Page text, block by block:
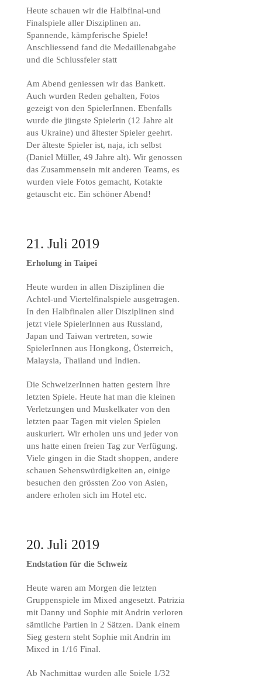
Heute schauen wir die Halbfinal-und
Finalspiele aller Disziplinen an.
Spannende, kämpferische Spiele!
Anschliessend fand die Medaillenabgabe
und die Schlussfeier statt
Am Abend geniessen wir das Bankett.
Auch wurden Reden gehalten, Fotos
gezeigt von den SpielerInnen. Ebenfalls
wurde die jüngste Spielerin (12 Jahre alt
aus Ukraine) und ältester Spieler geehrt.
Der älteste Spieler ist, naja, ich selbst
(Daniel Müller, 49 Jahre alt). Wir genossen
das Zusammensein mit anderen Teams, es
wurden viele Fotos gemacht, Kotakte
getauscht etc. Ein schöner Abend!
21. Juli 2019
Erholung in Taipei
Heute wurden in allen Disziplinen die
Achtel-und Viertelfinalspiele ausgetragen.
In den Halbfinalen aller Disziplinen sind
jetzt viele SpielerInnen aus Russland,
Japan und Taiwan vertreten, sowie
SpielerInnen aus Hongkong, Österreich,
Malaysia, Thailand und Indien.
Die SchweizerInnen hatten gestern Ihre
letzten Spiele. Heute hat man die kleinen
Verletzungen und Muskelkater von den
letzten paar Tagen mit vielen Spielen
auskuriert. Wir erholen uns und jeder von
uns hatte einen freien Tag zur Verfügung.
Viele gingen in die Stadt shoppen, andere
schauen Sehenswürdigkeiten an, einige
besuchen den grössten Zoo von Asien,
andere erholen sich im Hotel etc.
20. Juli 2019
Endstation für die Schweiz
Heute waren am Morgen die letzten
Gruppenspiele im Mixed angesetzt. Patrizia
mit Danny und Sophie mit Andrin verloren
sämtliche Partien in 2 Sätzen. Dank einem
Sieg gestern steht Sophie mit Andrin im
Mixed in 1/16 Final.
Ab Nachmittag wurden alle Spiele 1/32